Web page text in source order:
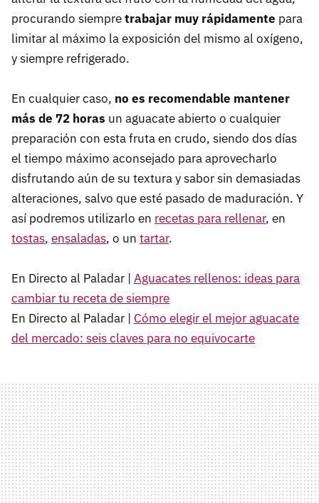
procurando siempretrabajar muy rápidamente para
limitar al máximo la exposición del mismo al oxígeno,
y siempre refrigerado.
En cualquier caso, no es recomendable mantener
más de 72 horas un aguacate abierto o cualquier
preparación con esta fruta en crudo, siendo dos días
el tiempo máximo aconsejado para aprovecharlo
disfrutando aún de su textura y sabor sin demasiadas
alteraciones, salvo que esté pasado de maduración. Y
así podremos utilizarlo en recetas para rellenar, en
tostas, ensaladas, o un tartar.
En Directo al Paladar | Aguacates rellenos: ideas para
cambiar tu receta de siempre
En Directo al Paladar | Cómo elegir el mejor aguacate
del mercado: seis claves para no equivocarte